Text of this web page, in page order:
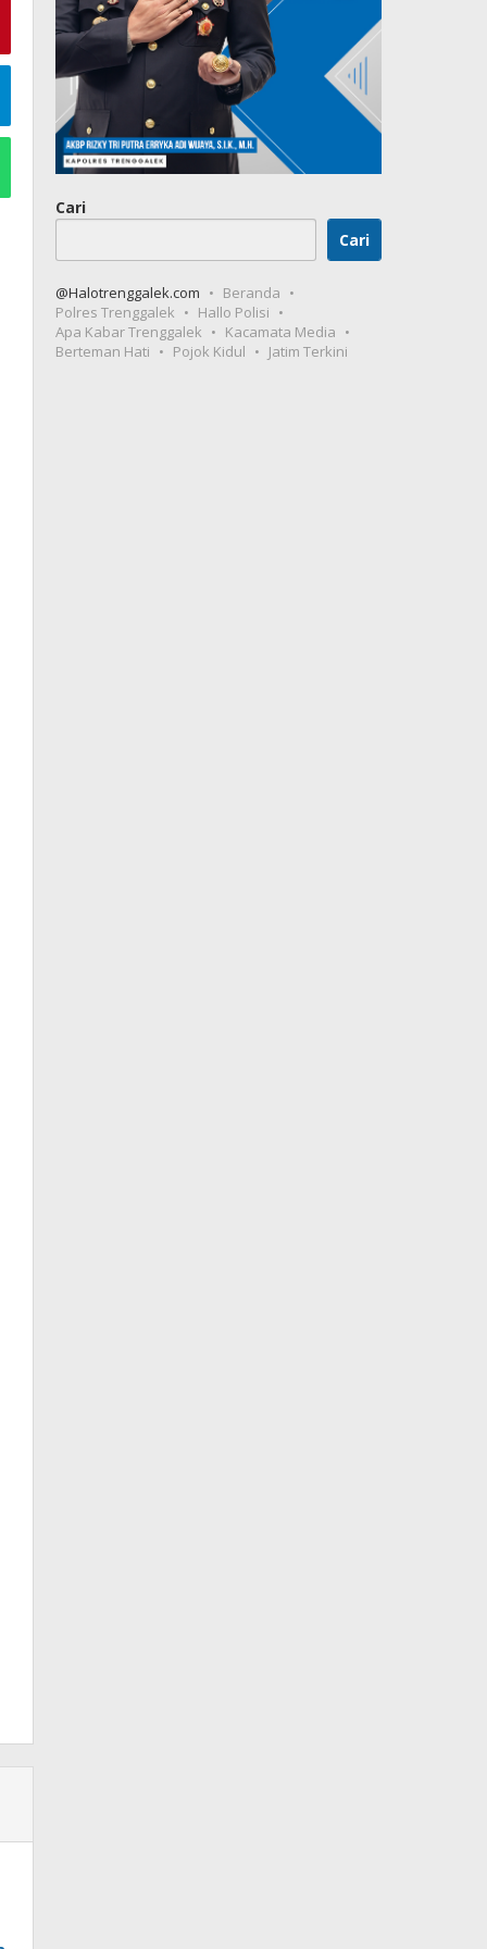
Cari
Cari
@Halotrenggalek.com
Beranda
Polres Trenggalek
Hallo Polisi
Apa Kabar Trenggalek
Kacamata Media
Berteman Hati
Pojok Kidul Jatim Terkini